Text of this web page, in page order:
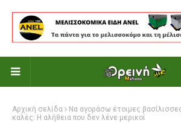
Αρχική σελίδα
Να αγοράσω έτοιμες
καλές: Η αλήθεια που δεν λένε μερικοί